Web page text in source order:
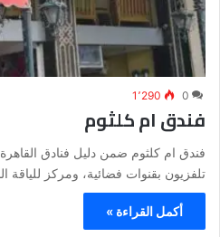
0 1٬290
فندق ام كلثوم
فندق ام كلثوم ضمن دليل فنادق
تلفزيون بقنوات فضائية، ومركز للياقة
أكمل القراءة »